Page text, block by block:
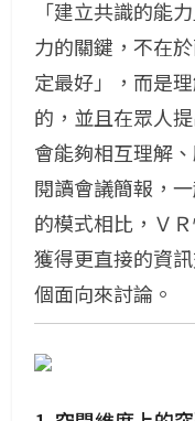
「建立共識的能
力的關鍵，不在
定最好」，而是
的，並且在眾人
會能夠相互理解
閱讀會議簡報，
的模式相比，Ｖ
獲得更直接的資
個面向來討論。